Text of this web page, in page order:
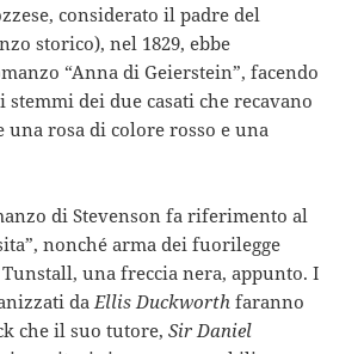
considerato il padre del
storico), nel 1829, ebbe
“Anna di Geierstein”, facendo
dei due casati che recavano
una rosa di colore rosso e una
di Stevenson fa riferimento al
nonché arma dei fuorilegge
una freccia nera, appunto. I
da Ellis Duckworth faranno
che il suo tutore,Sir Daniel